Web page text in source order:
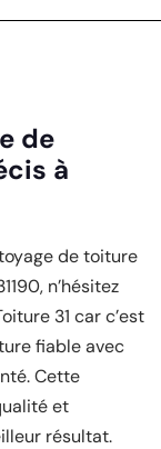
de
à
de toiture
n’hésitez
31 car c’est
fiable avec
Cette
et
résultat.